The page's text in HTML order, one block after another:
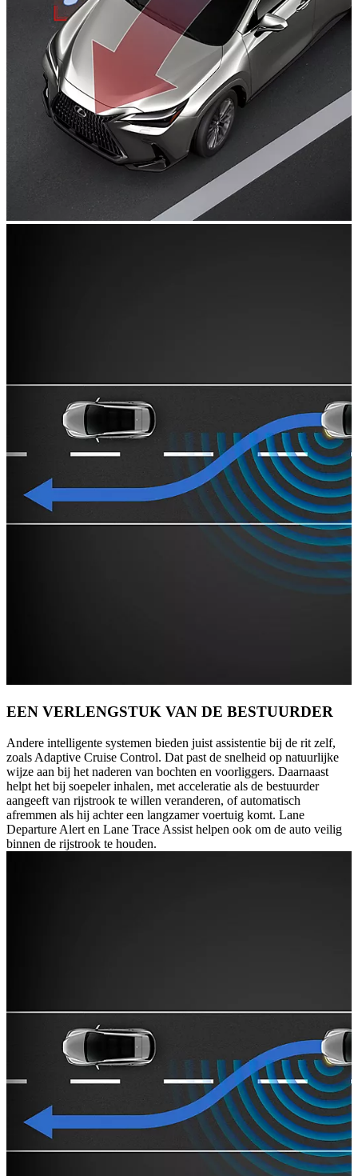
EEN VERLENGSTUK VAN DE BESTUURDER
Andere intelligente systemen bieden juist assistentie bij de rit zelf,
zoals Adaptive Cruise Control. Dat past de snelheid op natuurlijke
wijze aan bij het naderen van bochten en voorliggers. Daarnaast
helpt het bij soepeler inhalen, met acceleratie als de bestuurder
aangeeft van rijstrook te willen veranderen, of automatisch
afremmen als hij achter een langzamer voertuig komt. Lane
Departure Alert en Lane Trace Assist helpen ook om de auto veilig
binnen de rijstrook te houden.